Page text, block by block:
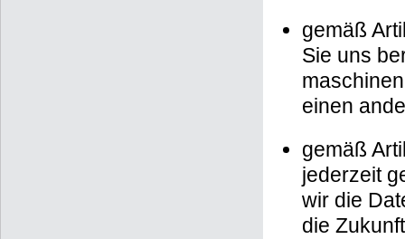
gemäß
Sie uns
einen
gemäß
jederzeit
wir die
die